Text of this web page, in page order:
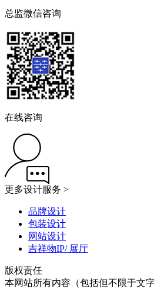
总监微信咨询
在线咨询
更多设计服务 >
品牌设计
包装设计
网站设计
吉祥物IP/ 展厅
版权责任
本网站所有内容（包括但不限于文